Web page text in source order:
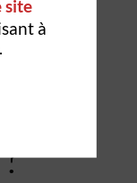
site
à